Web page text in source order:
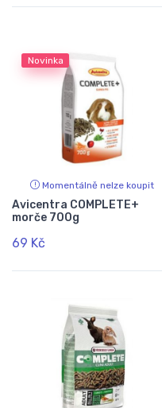
Novinka
Momentálně nelze koupit
Avicentra COMPLETE+
morče 700g
69 Kč